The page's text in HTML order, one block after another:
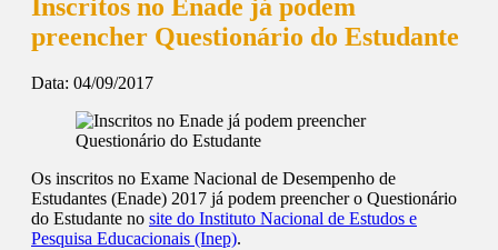
Inscritos no Enade já podem
preencher Questionário do Estudante
Data: 04/09/2017
Os inscritos no Exame Nacional de Desempenho de
Estudantes (Enade) 2017 já podem preencher o Questionário
do Estudante no site do Instituto Nacional de Estudos e
Pesquisa Educacionais (Inep).